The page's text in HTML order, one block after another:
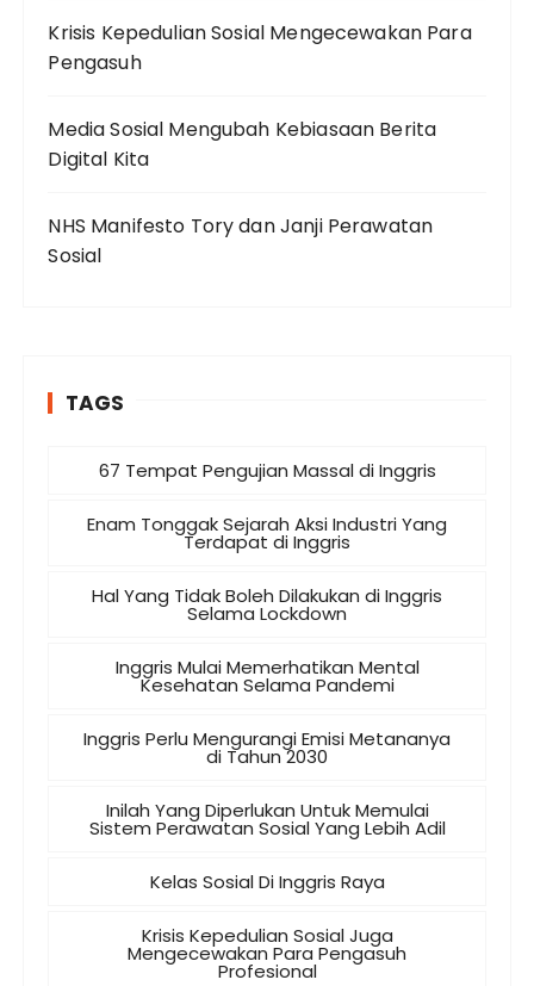
Krisis Kepedulian Sosial Mengecewakan Para
Pengasuh
Media Sosial Mengubah Kebiasaan Berita
Digital Kita
NHS Manifesto Tory dan Janji Perawatan
Sosial
TAGS
67 Tempat Pengujian Massal di Inggris
Enam Tonggak Sejarah Aksi Industri Yang
Terdapat di Inggris
Hal Yang Tidak Boleh Dilakukan di Inggris
Selama Lockdown
Inggris Mulai Memerhatikan Mental
Kesehatan Selama Pandemi
Inggris Perlu Mengurangi Emisi Metananya
di Tahun 2030
Inilah Yang Diperlukan Untuk Memulai
Sistem Perawatan Sosial Yang Lebih Adil
Kelas Sosial Di Inggris Raya
Krisis Kepedulian Sosial Juga
Mengecewakan Para Pengasuh
Profesional